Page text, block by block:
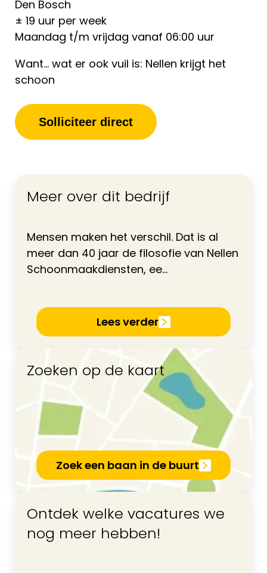
Den Bosch
± 19 uur per week
Maandag t/m vrijdag vanaf 06:00 uur
Want… wat er ook vuil is: Nellen krijgt het
schoon
Solliciteer direct
Meer over dit bedrijf
Mensen maken het verschil. Dat is al
meer dan 40 jaar de filosofie van Nellen
Schoonmaakdiensten, ee...
Lees verder
Zoeken op de kaart
Zoek een baan in de buurt
Ontdek welke vacatures we
nog meer hebben!